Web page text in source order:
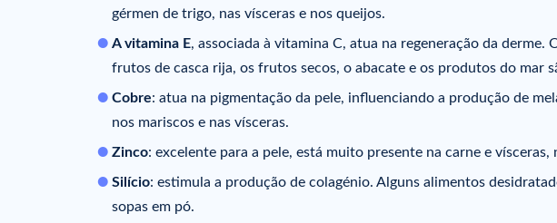
gérmen de trigo, nas vísceras e nos queijos.
A vitamina E, associada à vitamina C, atua na regeneração da derme.
frutos de casca rija, os frutos secos, o abacate e os produtos do mar
Cobre: atua na pigmentação da pele, influenciando a produção de
nos mariscos e nas vísceras.
Zinco: excelente para a pele, está muito presente na carne e vísceras,
Silício: estimula a produção de colagénio. Alguns alimentos
sopas em pó.